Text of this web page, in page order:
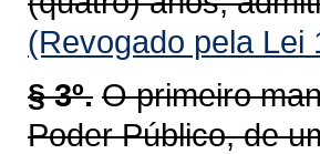
(Revogado pela Lei
§ 3º. O primeiro
Poder Público, de